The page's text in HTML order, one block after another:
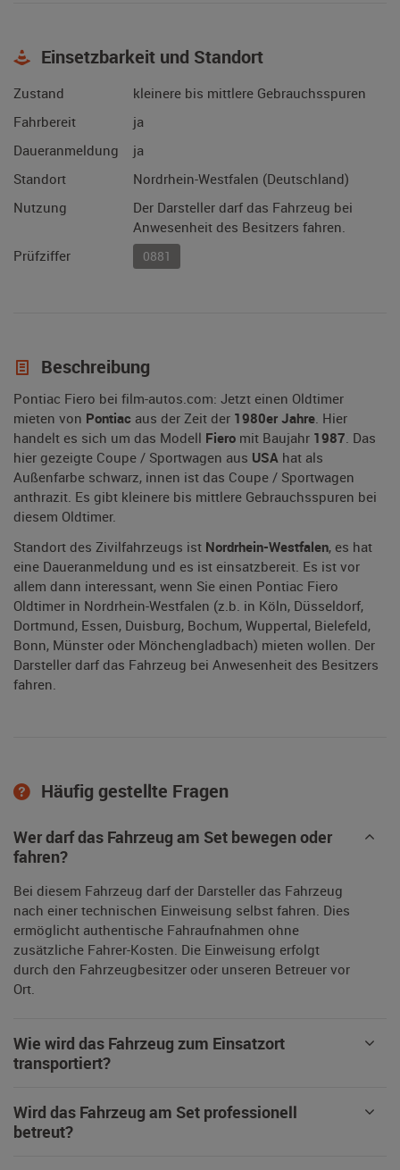
Einsetzbarkeit und Standort
Zustand
kleinere bis mittlere Gebrauchsspuren
Fahrbereit
ja
Daueranmeldung
ja
Standort
Nordrhein-Westfalen (Deutschland)
Nutzung
Der Darsteller darf das Fahrzeug bei
Anwesenheit des Besitzers fahren.
Prüfziffer
0881
Beschreibung
Pontiac Fiero bei film-autos.com: Jetzt einen Oldtimer
mieten von Pontiac aus der Zeit der 1980er Jahre. Hier
handelt es sich um das Modell Fiero mit Baujahr 1987. Das
hier gezeigte Coupe / Sportwagen aus USA hat als
Außenfarbe schwarz, innen ist das Coupe / Sportwagen
anthrazit. Es gibt kleinere bis mittlere Gebrauchsspuren bei
diesem Oldtimer.
Standort des Zivilfahrzeugs ist Nordrhein-Westfalen, es hat
eine Daueranmeldung und es ist einsatzbereit. Es ist vor
allem dann interessant, wenn Sie einen Pontiac Fiero
Oldtimer in Nordrhein-Westfalen (z.b. in Köln, Düsseldorf,
Dortmund, Essen, Duisburg, Bochum, Wuppertal, Bielefeld,
Bonn, Münster oder Mönchengladbach) mieten wollen. Der
Darsteller darf das Fahrzeug bei Anwesenheit des Besitzers
fahren.
Häufig gestellte Fragen
Wer darf das Fahrzeug am Set bewegen oder
fahren?
Bei diesem Fahrzeug darf der Darsteller das Fahrzeug
nach einer technischen Einweisung selbst fahren. Dies
ermöglicht authentische Fahraufnahmen ohne
zusätzliche Fahrer-Kosten. Die Einweisung erfolgt
durch den Fahrzeugbesitzer oder unseren Betreuer vor
Ort.
Wie wird das Fahrzeug zum Einsatzort
transportiert?
Wird das Fahrzeug am Set professionell
betreut?